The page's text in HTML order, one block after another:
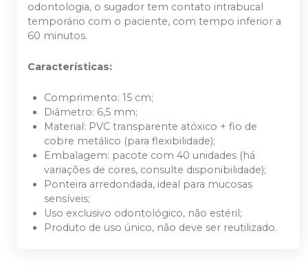
odontologia, o sugador tem contato intrabucal
temporário com o paciente, com tempo inferior a
60 minutos.
Características:
Comprimento: 15 cm;
Diâmetro: 6,5 mm;
Material: PVC transparente atóxico + fio de
cobre metálico (para flexibilidade);
Embalagem: pacote com 40 unidades (há
variações de cores, consulte disponibilidade);
Ponteira arredondada, ideal para mucosas
sensíveis;
Uso exclusivo odontológico, não estéril;
Produto de uso único, não deve ser reutilizado.